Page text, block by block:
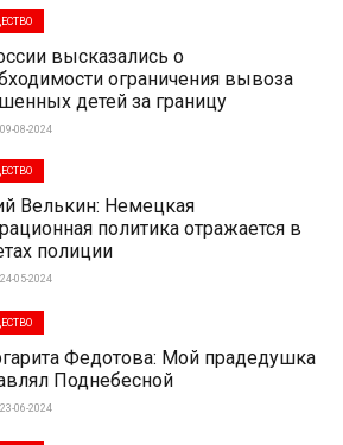
высказались о
ограничения вывоза
детей за границу
08-2024
Велькин: Немецкая
политика отражается в
полиции
05-2024
Федотова: Мой прадедушка
Поднебесной
06-2024